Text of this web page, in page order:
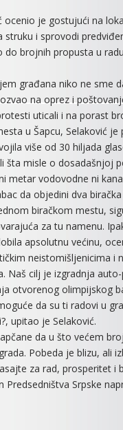
Struku
ocenio je gostujući na
i sprovodi
brojnih propusta u
građana niko ne sme
na oprez i
uticali i na porast
u Šapcu, Selaković
više od 30 hiljada
šta misle o dosadašnjoj
metar vodovodne ni
da objedini dva
biračkom mestu,
za tu namenu.
apsolutnu većinu,
neistomišljenicima
Naš cilj je izgradnja
otvorenog olimpijskog
da su ti radovi u
upitao je Selaković.
da u što većem
Pobeda je blizu, ali
za rad, prosperitet i
Predsedništva Srpske